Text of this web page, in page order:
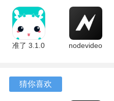
4.0
5.16.0.10
最新版
10.14.0.1115
最新版
准了 3.1.0
nodevideo
猜你喜欢